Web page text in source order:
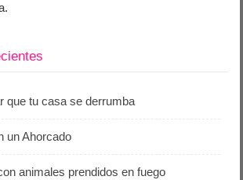
que tu casa se derrumba
un Ahorcado
animales prendidos en fuego